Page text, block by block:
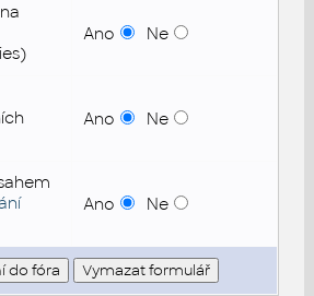
Ano Ne
Ano Ne
Ano Ne